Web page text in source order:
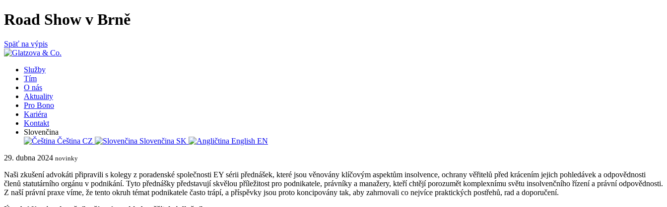
Road Show v Brně
Späť na výpis
Služby
Tím
O nás
Aktuality
Pro Bono
Kariéra
Kontakt
Slovenčina
Čeština CZ Slovenčina SK English EN
29. dubna 2024 novinky
Naši zkušení advokáti připravili s kolegy z poradenské společnosti EY sérii přednášek, které jsou věnovány klíčovým aspektům insolvence, ochrany věřitelů před krácením jejich pohledávek a odpovědnosti
členů statutárního orgánu v podnikání. Tyto přednášky představují skvělou příležitost pro podnikatele, právníky a manažery, kteří chtějí porozumět komplexnímu světu insolvenčního řízení a právní odpovědnosti.
Z naší právní praxe víme, že tento okruh témat podnikatele často trápí, a příspěvky jsou proto koncipovány tak, aby zahrnovali co nejvíce praktických postřehů, rad a doporučení.